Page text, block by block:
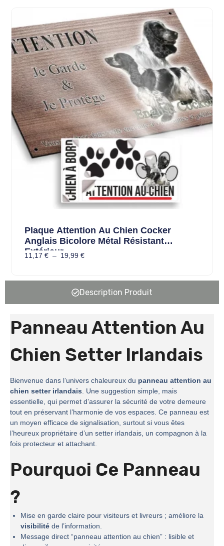
Plaque Attention Au Chien Cocker
Anglais Bicolore Métal Résistant
Extérieur
11,17 € – 19,99 €
Description Produit
Panneau Attention Au
Chien Setter Irlandais
Bienvenue dans l’univers chaleureux du panneau attention au
chien setter irlandais. Une suggestion simple, mais
essentielle, qui permet d’assurer la sécurité de votre demeure
tout en préservant l’harmonie de vos espaces. Ce panneau est
un moyen efficace de signalisation, surtout si vous êtes
l’heureux propriétaire d’un setter irlandais, un compagnon à la
fois protecteur et attachant.
Pourquoi Ce Panneau
?
Mise en garde claire pour visiteurs et livreurs ; améliore la
visibilité de l’information.
Message direct “panneau attention au chien” : lisible et